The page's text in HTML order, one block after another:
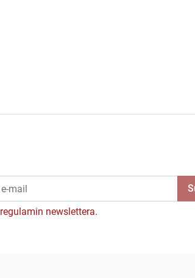
regulamin newslettera.